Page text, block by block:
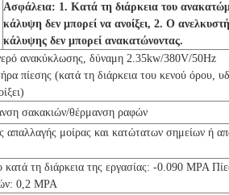
Ασφάλεια: 1. Κατά τη διάρκεια του
κάλυψη δεν μπορεί να ανοίξει, 2. Ο
κάλυψης δεν μπορεί ανακατώνοντας.
ανακύκλωσης, δύναμη 2.35kw/380V/50Hz
πίεσης (κατά τη διάρκεια του κενού όρου,
σακακιών/θέρμανση ραφών
απαλλαγής μοίρας και κατώτατων σημείων ή
κατά τη διάρκεια της εργασίας: -0.090 MPA
0,2 MPA